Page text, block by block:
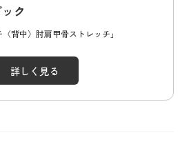
ク
〈背中〉肘肩甲骨ストレッチ」
詳しく見る